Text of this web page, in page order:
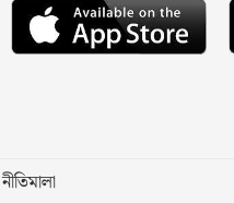
নীতিমালা